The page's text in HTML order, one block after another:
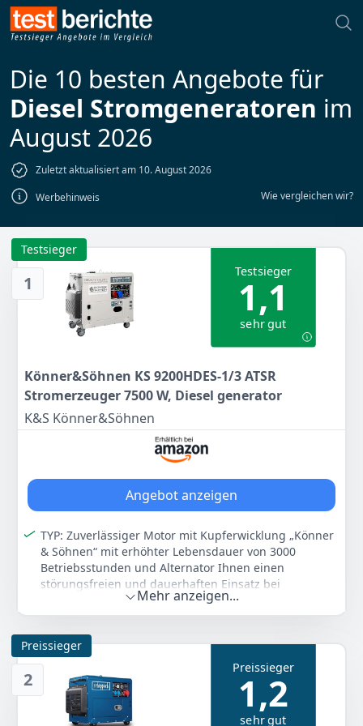
Die 10 besten Angebote für
Diesel Stromgeneratoren im
August 2026
Zuletzt aktualisiert am 10. August 2026
Werbehinweis
Wie vergleichen wir?
1
Testsieger
Testsieger
1,1
sehr gut
Könner&Söhnen KS 9200HDES-1/3 ATSR
Stromerzeuger 7500 W, Diesel generator
K&S Könner&Söhnen
Angebot anzeigen
TYP: Zuverlässiger Motor mit Kupferwicklung „Könner
& Söhnen“ mit erhöhter Lebensdauer von 3000
Betriebsstunden und Alternator Ihnen einen
störungsfreien und dauerhaften Einsatz bei
maximaler Belastung gewährleisten
STARTEN UND STEUERN: Die E-Start-Funktion und der
Vorwärmer erleichtern den Start wesentlich.
Komfortables Bedienfeld mit einer LED-Anzeige hilft,
den Betrieb zu überwachen und Wartungsarbeiten
rechtzeitig auszuführen.
INNOVATIVES: VTS-Phasenumschaltsystem (Voltage
Transfer Switch) ermöglicht den Einsatz des
Mehr anzeigen...
2
Preissieger
Preissieger
1,2
sehr gut